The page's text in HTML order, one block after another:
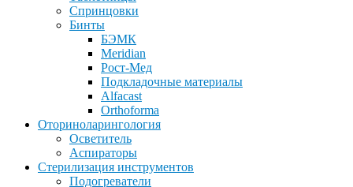
Спринцовки
Бинты
БЭМК
Meridian
Рост-Мед
Подкладочные материалы
Alfacast
Orthoforma
Оториноларингология
Осветитель
Аспираторы
Стерилизация инструментов
Подогреватели